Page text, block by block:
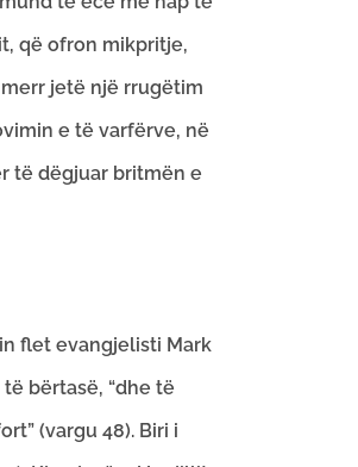
që ofron mikpritje,
jetë një rrugëtim
e të varfërve, në
të dëgjuar britmën e
flet evangjelisti Mark
bërtasë, “dhe të
(vargu 48). Biri i